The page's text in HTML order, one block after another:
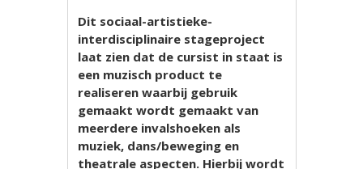
Dit sociaal-artistieke-
interdisciplinaire stageproject
laat zien dat de cursist in staat is
een muzisch product te
realiseren waarbij gebruik
gemaakt wordt gemaakt van
meerdere invalshoeken als
muziek, dans/beweging en
theatrale aspecten. Hierbij wordt